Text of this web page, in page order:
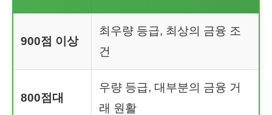
900점 이상
최우량 등급, 최상의 금융 조
건
800점대
우량 등급, 대부분의 금융 거
래 원활